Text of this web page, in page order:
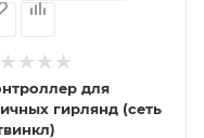
для
гирлянд (сеть